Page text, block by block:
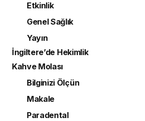
Etkinlik
Genel Sağlık
Yayın
İngiltere’de Hekimlik
Kahve Molası
Bilginizi Ölçün
Makale
Paradental